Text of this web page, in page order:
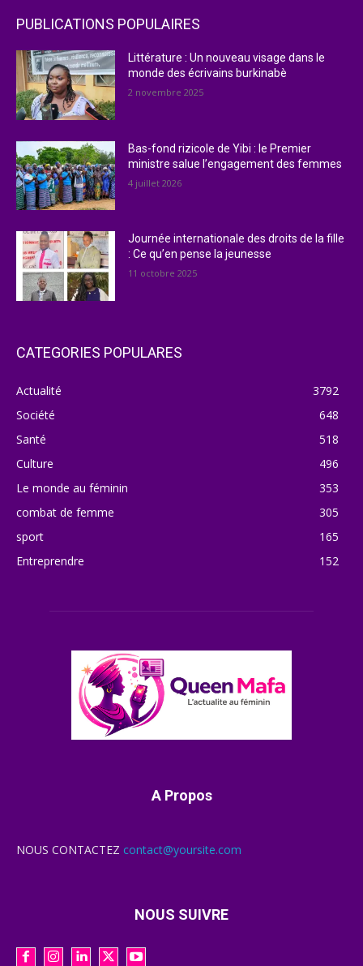
PUBLICATIONS POPULAIRES
Littérature : Un nouveau visage dans le
monde des écrivains burkinabè
2 novembre 2025
Bas-fond rizicole de Yibi : le Premier
ministre salue l’engagement des femmes
4 juillet 2026
Journée internationale des droits de la fille
: Ce qu’en pense la jeunesse
11 octobre 2025
CATEGORIES POPULARES
Actualité
3792
Société
648
Santé
518
Culture
496
Le monde au féminin
353
combat de femme
305
sport
165
Entreprendre
152
A Propos
NOUS CONTACTEZ contact@yoursite.com
NOUS SUIVRE